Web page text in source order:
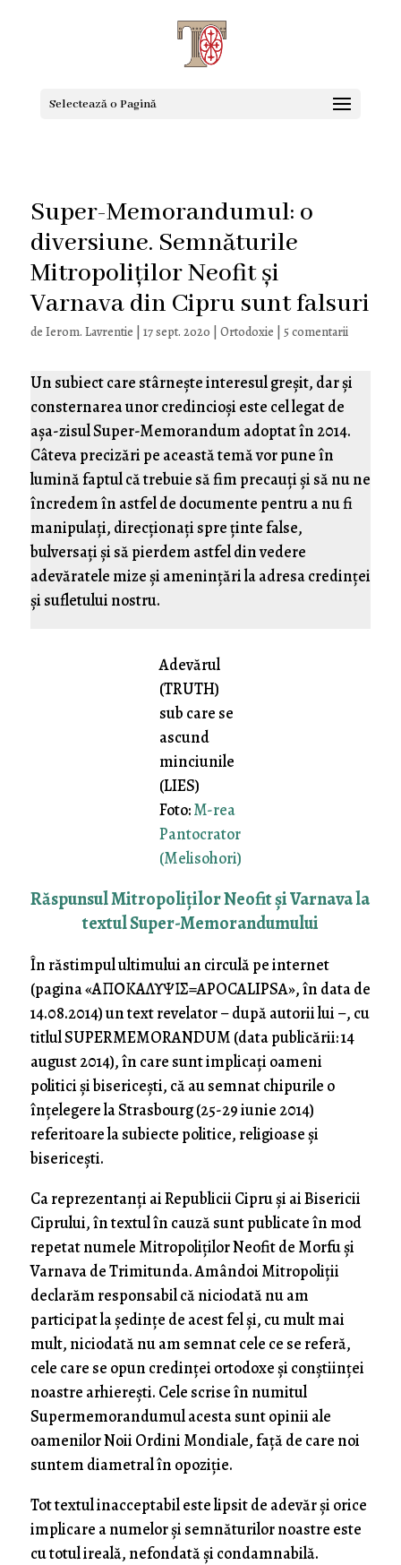
Selectează o Pagină
Super-Memorandumul: o
diversiune. Semnăturile
Mitropoliților Neofit și
Varnava din Cipru sunt falsuri
de Ierom. Lavrentie 17 sept. 2020 Ortodoxie 5 comentarii
Un subiect care stârnește interesul greșit, dar și
consternarea unor credincioși este cel legat de
așa-zisul Super-Memorandum adoptat în 2014.
Câteva precizări pe această temă vor pune în
lumină faptul că trebuie să fim precauți și să nu ne
încredem în astfel de documente pentru a nu fi
manipulați, direcționați spre ținte false,
bulversați și să pierdem astfel din vedere
adevăratele mize și amenințări la adresa credinței
și sufletului nostru.
Adevărul
(TRUTH)
sub care se
ascund
minciunile
(LIES)
Foto:M-rea
Pantocrator
(Melisohori)
Răspunsul Mitropoliților Neofit și Varnava la
textul Super-Memorandumului
În răstimpul ultimului an circulă pe internet
(pagina «ΑΠΟΚΑΛΥΨΙΣ=APOCALIPSA», în data de
14.08.2014) un text revelator – după autorii lui –, cu
titlul SUPERMEMORANDUM (data publicării: 14
august 2014), în care sunt implicați oameni
politici și bisericești, că au semnat chipurile o
înțelegere la Strasbourg (25-29 iunie 2014)
referitoare la subiecte politice, religioase și
bisericești.
Ca reprezentanți ai Republicii Cipru și ai Bisericii
Ciprului, în textul în cauză sunt publicate în mod
repetat numele Mitropoliților Neofit de Morfu și
Varnava de Trimitunda. Amândoi Mitropoliții
declarăm responsabil că niciodată nu am
participat la ședințe de acest fel și, cu mult mai
mult, niciodată nu am semnat cele ce se referă,
cele care se opun credinței ortodoxe și conștiinței
noastre arhierești. Cele scrise în numitul
Supermemorandumul acesta sunt opinii ale
oamenilor Noii Ordini Mondiale, față de care noi
suntem diametral în opoziție.
Tot textul inacceptabil este lipsit de adevăr și orice
implicare a numelor și semnăturilor noastre este
cu totul ireală, nefondată și condamnabilă.